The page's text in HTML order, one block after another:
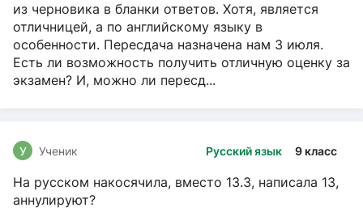
из черновика в бланки ответов. Хотя, является
отличницей, а по английскому языку в
особенности. Пересдача назначена нам 3 июля.
Есть ли возможность получить отличную оценку за
экзамен? И, можно ли пересд...
Русский язык 9 класс
У Ученик
На русском накосячила, вместо 13.3, написала 13,
аннулируют?